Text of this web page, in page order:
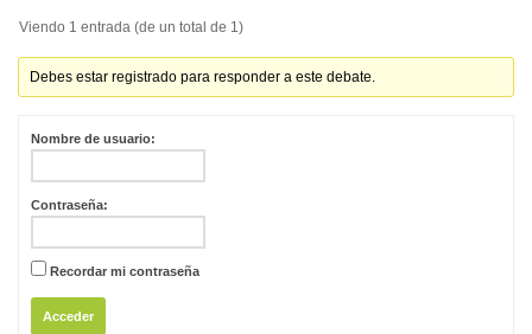
Viendo 1 entrada (de un total de 1)
Debes estar registrado para responder a este debate.
Nombre de usuario:
Contraseña:
Recordar mi contraseña
Acceder